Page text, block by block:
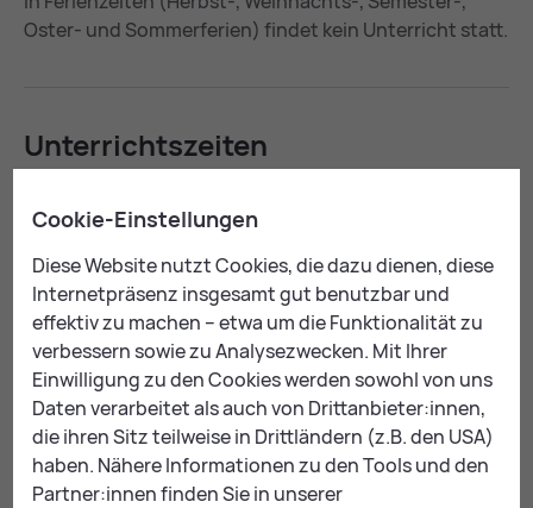
Oster- und Sommerferien) findet kein Unterricht statt.
Un­ter­richts­zei­ten
werden von den Lehrenden zu Beginn des
Unterrichtsjahrs in Absprache mit den Schüler:innen
festgelegt.
Unterrichtszeiten sind individuell zwischen 6:00 und
21:00 Uhr, Montag bis Freitag, möglich.
Nach Absprache und in Ausnahmefällen sind auch
Termine am Wochenende möglich (z.B. geblockte
Veranstaltungen, Aufführungen).
Cookie-Einstellungen
Diese Website nutzt Cookies, die dazu dienen, diese
Internetpräsenz insgesamt gut benutzbar und
effektiv zu machen – etwa um die Funktionalität zu
verbessern sowie zu Analysezwecken. Mit Ihrer
Einwilligung zu den Cookies werden sowohl von uns
Daten verarbeitet als auch von Drittanbieter:innen,
die ihren Sitz teilweise in Drittländern (z.B. den USA)
haben. Nähere Informationen zu den Tools und den
Partner:innen finden Sie in unserer